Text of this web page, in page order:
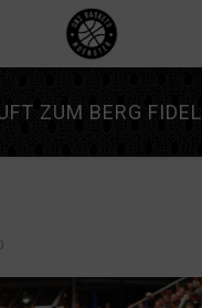
ZUM BERG FIDEL